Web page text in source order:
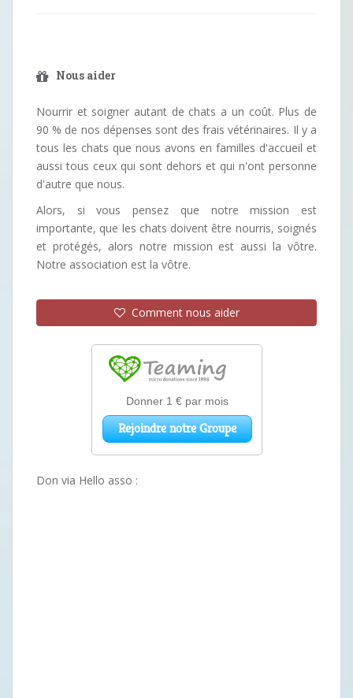
Nous aider
Nourrir et soigner autant de chats a un coût. Plus de
90 % de nos dépenses sont des frais vétérinaires. Il y a
tous les chats que nous avons en familles d'accueil et
aussi tous ceux qui sont dehors et qui n'ont personne
d'autre que nous.
Alors, si vous pensez que notre mission est
importante, que les chats doivent être nourris, soignés
et protégés, alors notre mission est aussi la vôtre.
Notre association est la vôtre.
Comment nous aider
Don via Hello asso :